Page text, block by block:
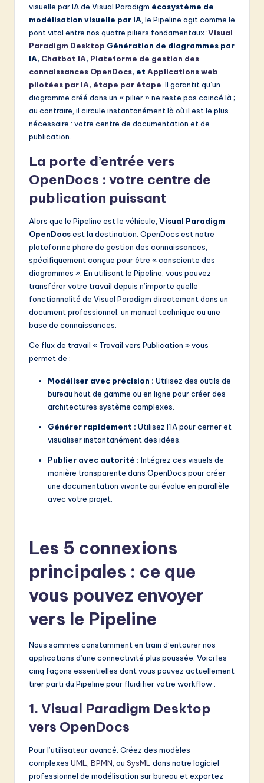
visuelle par IA de Visual Paradigm écosystème de
modélisation visuelle par IA, le Pipeline agit comme le
pont vital entre nos quatre piliers fondamentaux :Visual
Paradigm Desktop Génération de diagrammes par
IA, Chatbot IA, Plateforme de gestion des
connaissances OpenDocs, et Applications web
pilotées par IA, étape par étape. Il garantit qu’un
diagramme créé dans un « pilier » ne reste pas coincé là ;
au contraire, il circule instantanément là où il est le plus
nécessaire : votre centre de documentation et de
publication.
La porte d’entrée vers
OpenDocs : votre centre de
publication puissant
Alors que le Pipeline est le véhicule, Visual Paradigm
OpenDocsest la destination. OpenDocs est notre
plateforme phare de gestion des connaissances,
spécifiquement conçue pour être « consciente des
diagrammes ». En utilisant le Pipeline, vous pouvez
transférer votre travail depuis n’importe quelle
fonctionnalité de Visual Paradigm directement dans un
document professionnel, un manuel technique ou une
base de connaissances.
Ce flux de travail « Travail vers Publication » vous
permet de :
Modéliser avec précision : Utilisez des outils de
bureau haut de gamme ou en ligne pour créer des
architectures système complexes.
Générer rapidement : Utilisez l’IA pour cerner et
visualiser instantanément des idées.
Publier avec autorité : Intégrez ces visuels de
manière transparente dans OpenDocs pour créer
une documentation vivante qui évolue en parallèle
avec votre projet.
Les 5 connexions
principales : ce que
vous pouvez envoyer
vers le Pipeline
Nous sommes constamment en train d’entourer nos
applications d’une connectivité plus poussée. Voici les
cinq façons essentielles dont vous pouvez actuellement
tirer parti du Pipeline pour fluidifier votre workflow :
1. Visual Paradigm Desktop
vers OpenDocs
Pour l’utilisateur avancé. Créez des modèles
complexes UML BPMN , ou SysML dans notre logiciel
professionnel de modélisation sur bureau et exportez